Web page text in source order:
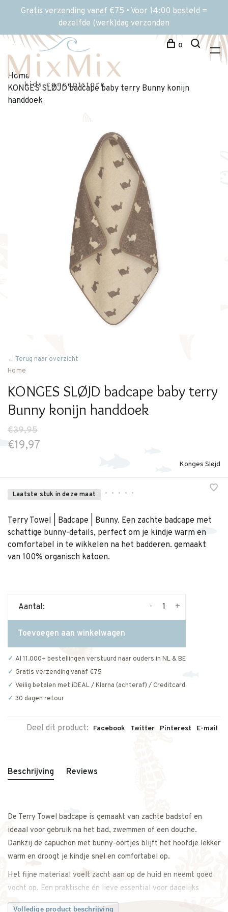
Gratis verzending vanaf €75 • Voor 14:00 besteld =
dezelfde (werk)dag verzonden
0
Home
KONGES SLØJD badcape baby terry Bunny konijn
handdoek
← Terug naar overzicht
Home
KONGES SLØJD badcape baby terry
Bunny konijn handdoek
€39,95
€19,97
Konges Sløjd
Laatste stuk in deze maat • • • • •
Terry Towel | Badcape | Bunny. Een zachte badcape met
schattige bunny-details, perfect om je kindje warm en
comfortabel in te wikkelen na het badderen. gemaakt
van 100% organisch katoen.
Aantal: +
-
Toevoegen aan winkelwagen
Al 11.000+ bestellingen verstuurd naar ouders in NL & BE
Gratis verzending vanaf €75
Veilig betalen met iDEAL / Klarna (achteraf) / Creditcard
30 dagen retour
Deel dit product: Facebook Twitter Pinterest E-mail
Beschrijving Reviews
De Terry Towel badcape is gemaakt van zachte badstof en
ideaal voor gebruik na het bad, zwemmen of een douche.
Dankzij de capuchon met bunny-oortjes blijft het hoofdje lekker
warm en droogt je kindje snel en comfortabel op.
Het fijne materiaal voelt zacht aan op de huid en neemt goed
vocht op. Een praktische én lieve essential voor dagelijks
gebruik, thuis of op vakantie.
Volledige product beschrijving